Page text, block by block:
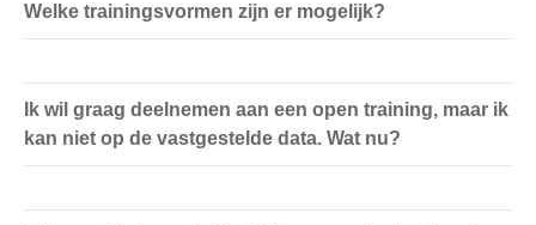
Welke trainingsvormen zijn er mogelijk?
Ik wil graag deelnemen aan een open training, maar ik
kan niet op de vastgestelde data. Wat nu?